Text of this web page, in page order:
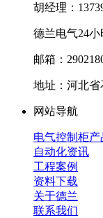
胡经理：
德兰电气24
邮箱：
地址：河北
网站导航
电气控制柜产
自动化资讯
工程案例
资料下载
关于德兰
联系我们